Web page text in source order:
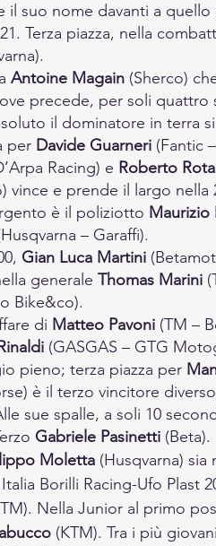
il suo nome davanti a quello
Terza piazza, nella
Antoine Magain (Sherco)
precede, per soli
il dominatore in terra
per Davide Guarneri (Fantic
Racing) e Roberto Rota
vince e prende il largo nella
è il poliziotto Maurizio
– Garaffi).
Gian Luca Martini
generale Thomas Marini
Bike&co).
di Matteo Pavoni (TM –
(GASGAS – GTG
pieno; terza piazza per
è il terzo vincitore
sue spalle, a soli 10
Gabriele Pasinetti (Beta).
Moletta (Husqvarna) sia
Borilli Racing-Ufo Plast
Nella Junior al primo
(KTM). Tra i più